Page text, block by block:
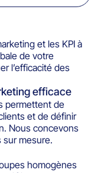
et les KPI à
de votre
l’efficacité des
efficace
permettent de
et de définir
Nous concevons
mesure.
homogènes